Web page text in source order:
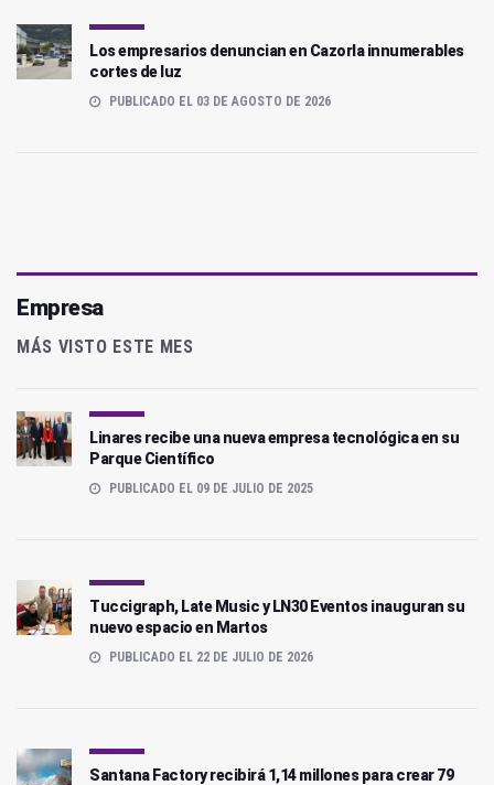
Los empresarios denuncian en Cazorla innumerables
cortes de luz
PUBLICADO EL 03 DE AGOSTO DE 2026
Empresa
MÁS VISTO ESTE MES
Linares recibe una nueva empresa tecnológica en su
Parque Científico
PUBLICADO EL 09 DE JULIO DE 2025
Tuccigraph, Late Music y LN30 Eventos inauguran su
nuevo espacio en Martos
PUBLICADO EL 22 DE JULIO DE 2026
Santana Factory recibirá 1,14 millones para crear 79